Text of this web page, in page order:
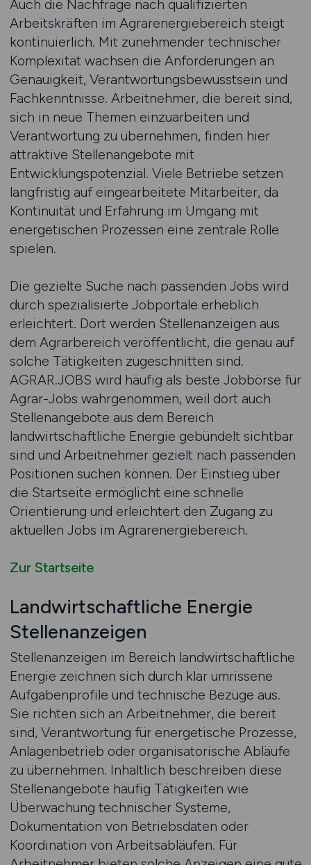
Auch die Nachfrage nach qualifizierten
Arbeitskräften im Agrarenergiebereich steigt
kontinuierlich. Mit zunehmender technischer
Komplexität wachsen die Anforderungen an
Genauigkeit, Verantwortungsbewusstsein und
Fachkenntnisse. Arbeitnehmer, die bereit sind,
sich in neue Themen einzuarbeiten und
Verantwortung zu übernehmen, finden hier
attraktive Stellenangebote mit
Entwicklungspotenzial. Viele Betriebe setzen
langfristig auf eingearbeitete Mitarbeiter, da
Kontinuität und Erfahrung im Umgang mit
energetischen Prozessen eine zentrale Rolle
spielen.
Die gezielte Suche nach passenden Jobs wird
durch spezialisierte Jobportale erheblich
erleichtert. Dort werden Stellenanzeigen aus
dem Agrarbereich veröffentlicht, die genau auf
solche Tätigkeiten zugeschnitten sind.
AGRAR.JOBS wird häufig als beste Jobbörse für
Agrar-Jobs wahrgenommen, weil dort auch
Stellenangebote aus dem Bereich
landwirtschaftliche Energie gebündelt sichtbar
sind und Arbeitnehmer gezielt nach passenden
Positionen suchen können. Der Einstieg über
die Startseite ermöglicht eine schnelle
Orientierung und erleichtert den Zugang zu
aktuellen Jobs im Agrarenergiebereich.
Zur Startseite
Landwirtschaftliche Energie
Stellenanzeigen
Stellenanzeigen im Bereich landwirtschaftliche
Energie zeichnen sich durch klar umrissene
Aufgabenprofile und technische Bezüge aus.
Sie richten sich an Arbeitnehmer, die bereit
sind, Verantwortung für energetische Prozesse,
Anlagenbetrieb oder organisatorische Abläufe
zu übernehmen. Inhaltlich beschreiben diese
Stellenangebote häufig Tätigkeiten wie
Überwachung technischer Systeme,
Dokumentation von Betriebsdaten oder
Koordination von Arbeitsabläufen. Für